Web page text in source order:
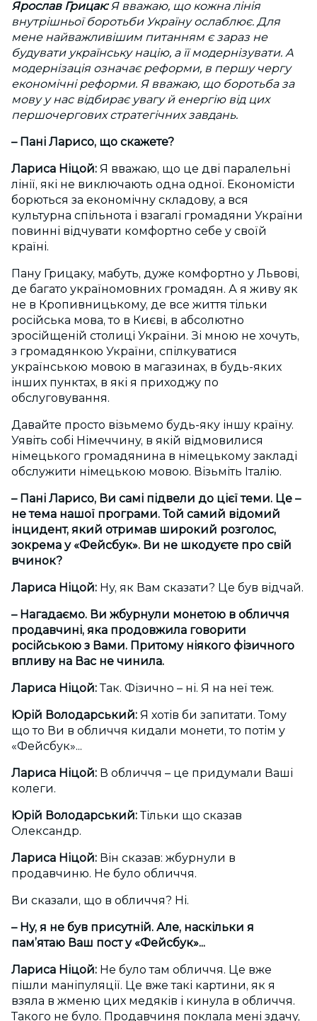
Ярослав Грицак:Я вважаю, що кожна лінія
внутрішньої боротьби Україну ослаблює. Для
мене найважливішим питанням є зараз не
будувати українську націю, а її модернізувати. А
модернізація означає реформи, в першу чергу
економічні реформи. Я вважаю, що боротьба за
мову у нас відбирає увагу й енергію від цих
першочергових стратегічних завдань.
– Пані Ларисо, що скажете?
Лариса Ніцой: Я вважаю, що це дві паралельні
лінії, які не виключають одна одної. Економісти
борються за економічну складову, а вся
культурна спільнота і взагалі громадяни України
повинні відчувати комфортно себе у своїй
країні.
Пану Грицаку, мабуть, дуже комфортно у Львові,
де багато україномовних громадян. А я живу як
не в Кропивницькому, де все життя тільки
російська мова, то в Києві, в абсолютно
зросійщеній столиці України. Зі мною не хочуть,
з громадянкою України, спілкуватися
українською мовою в магазинах, в будь-яких
інших пунктах, в які я приходжу по
обслуговування.
Давайте просто візьмемо будь-яку іншу країну.
Уявіть собі Німеччину, в якій відмовилися
німецького громадянина в німецькому закладі
обслужити німецькою мовою. Візьміть Італію.
– Пані Ларисо, Ви самі підвели до цієї теми. Це –
не тема нашої програми. Той самий відомий
інцидент, який отримав широкий розголос,
зокрема у «Фейсбук». Ви не шкодуєте про свій
вчинок?
Лариса Ніцой: Ну, як Вам сказати? Це був відчай.
– Нагадаємо. Ви жбурнули монетою в обличчя
продавчині, яка продовжила говорити
російською з Вами. Притому ніякого фізичного
впливу на Вас не чинила.
Лариса Ніцой:Так. Фізично – ні. Я на неї теж.
Юрій Володарський: Я хотів би запитати. Тому
що то Ви в обличчя кидали монети, то потім у
«Фейсбук»...
Лариса Ніцой: В обличчя – це придумали Ваші
колеги.
Юрій Володарський:Тільки що сказав
Олександр.
Лариса Ніцой: Він сказав: жбурнули в
продавчиню. Не було обличчя.
Ви сказали, що в обличчя? Ні.
– Ну, я не був присутній. Але, наскільки я
пам’ятаю Ваш пост у «Фейсбук»...
Лариса Ніцой: Не було там обличчя. Це вже
пішли маніпуляції. Це вже такі картини, як я
взяла в жменю цих медяків і кинула в обличчя.
Такого не було. Продавчиня поклала мені здачу,